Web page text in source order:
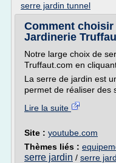
serre jardin tunnel
Comment
Jardinerie
Notre large choix de
Truffaut.com en
La serre de jardin est
permet de réaliser des
Lire la suite
Site : youtube.com
Thèmes liés :
serre jardin / serre